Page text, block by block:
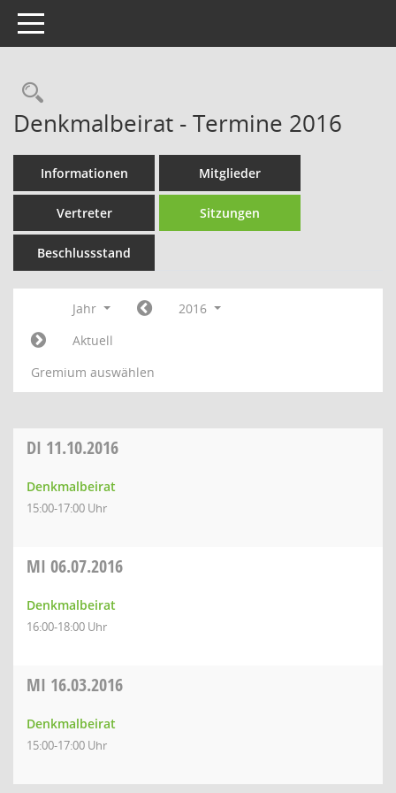
Toggle navigation
Rechercheauswahl
Denkmalbeirat - Termine 2016
Informationen Mitglieder
Vertreter Sitzungen
Beschlussstand
Jahr
2016
Aktuell
Gremium auswählen
DI 11.10.2016
Denkmalbeirat
15:00-17:00 Uhr
MI 06.07.2016
Denkmalbeirat
16:00-18:00 Uhr
MI 16.03.2016
Denkmalbeirat
15:00-17:00 Uhr